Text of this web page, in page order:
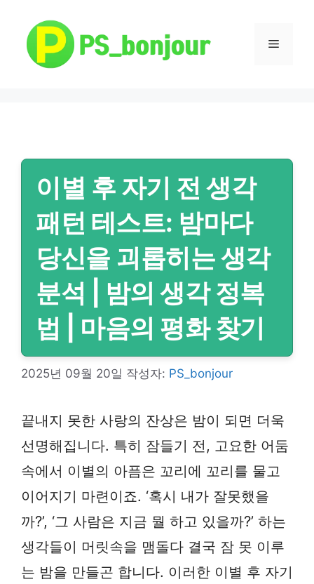
메
이별 후 자기 전 생각
패턴 테스트: 밤마다
당신을 괴롭히는 생각
분석 | 밤의 생각 정복
법 | 마음의 평화 찾기
2025년 09월 20일 작성자: PS_bonjour
끝내지 못한 사랑의 잔상은 밤이 되면 더욱
선명해집니다. 특히 잠들기 전, 고요한 어둠
속에서 이별의 아픔은 꼬리에 꼬리를 물고
이어지기 마련이죠. ‘혹시 내가 잘못했을
까?’, ‘그 사람은 지금 뭘 하고 있을까?’ 하는
생각들이 머릿속을 맴돌다 결국 잠 못 이루
는 밤을 만들곤 합니다. 이러한 이별 후 자기